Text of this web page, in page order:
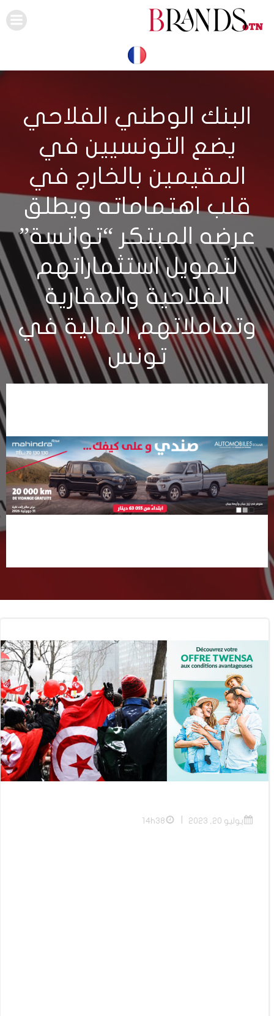
البنك الوطني الفلاحي
يضع التونسيين في
المقيمين بالخارج في
قلب اهتماماته ويطلق
عرضه المبتكر “توانسة”
لتمويل استثماراتهم
الفلاحية والعقارية
وتعاملاتهم المالية في
تونس
يوليو 20, 2023 14h38